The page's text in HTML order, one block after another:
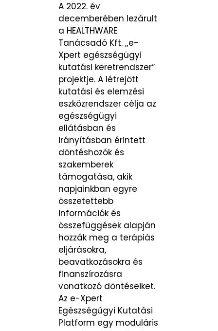
A 2022. év
decemberében lezárult
a HEALTHWARE
Tanácsadó Kft. „e-
Xpert egészségügyi
kutatási keretrendszer”
projektje. A létrejött
kutatási és elemzési
eszközrendszer célja az
egészségügyi
ellátásban és
irányításban érintett
döntéshozók és
szakemberek
támogatása, akik
napjainkban egyre
összetettebb
információk és
összefüggések alapján
hozzák meg a terápiás
eljárásokra,
beavatkozásokra és
finanszírozásra
vonatkozó döntéseiket.
Az e-Xpert
Egészségügyi Kutatási
Platform egy moduláris